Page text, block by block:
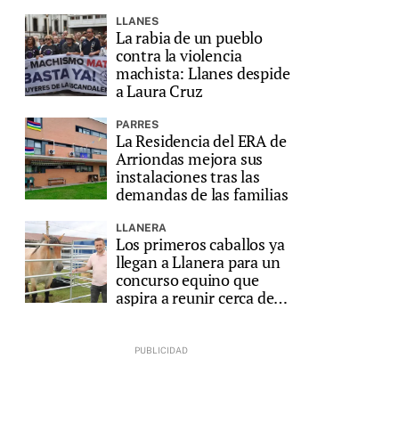
LLANES
La rabia de un pueblo
contra la violencia
machista: Llanes despide
a Laura Cruz
PARRES
La Residencia del ERA de
Arriondas mejora sus
instalaciones tras las
demandas de las familias
LLANERA
Los primeros caballos ya
llegan a Llanera para un
concurso equino que
aspira a reunir cerca de